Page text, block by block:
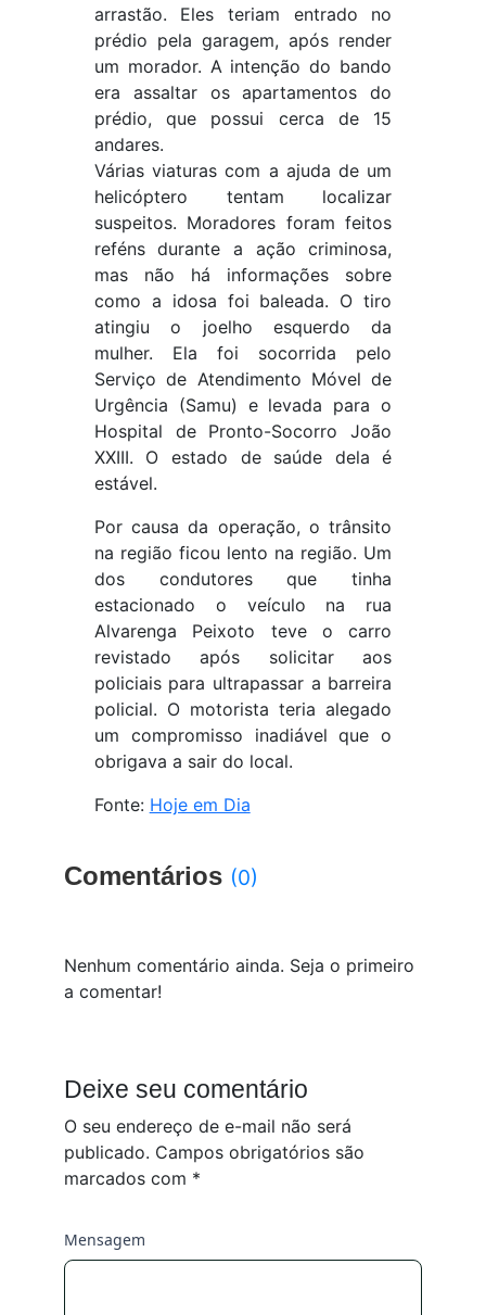
arrastão. Eles teriam entrado no
prédio pela garagem, após render
um morador. A intenção do bando
era assaltar os apartamentos do
prédio, que possui cerca de 15
andares.
Várias viaturas com a ajuda de um
helicóptero tentam localizar
suspeitos. Moradores foram feitos
reféns durante a ação criminosa,
mas não há informações sobre
como a idosa foi baleada. O tiro
atingiu o joelho esquerdo da
mulher. Ela foi socorrida pelo
Serviço de Atendimento Móvel de
Urgência (Samu) e levada para o
Hospital de Pronto-Socorro João
XXIII. O estado de saúde dela é
estável.
Por causa da operação, o trânsito
na região ficou lento na região. Um
dos condutores que tinha
estacionado o veículo na rua
Alvarenga Peixoto teve o carro
revistado após solicitar aos
policiais para ultrapassar a barreira
policial. O motorista teria alegado
um compromisso inadiável que o
obrigava a sair do local.
Fonte: Hoje em Dia
Comentários (0)
Nenhum comentário ainda. Seja o primeiro
a comentar!
Deixe seu comentário
O seu endereço de e-mail não será
publicado. Campos obrigatórios são
marcados com *
Mensagem